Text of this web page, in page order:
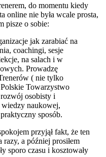
do momentu kiedy
online nie była wcale prosta,
pisze o sobie:
jak zarabiać na
coachingi, sesje
na salach i w
Prowadzę
( nie tylko
Towarzystwo
osobisty i
naukowej,
sposób.
przyjął fakt, że ten
a później prosiłem
sporo czasu i kosztowały